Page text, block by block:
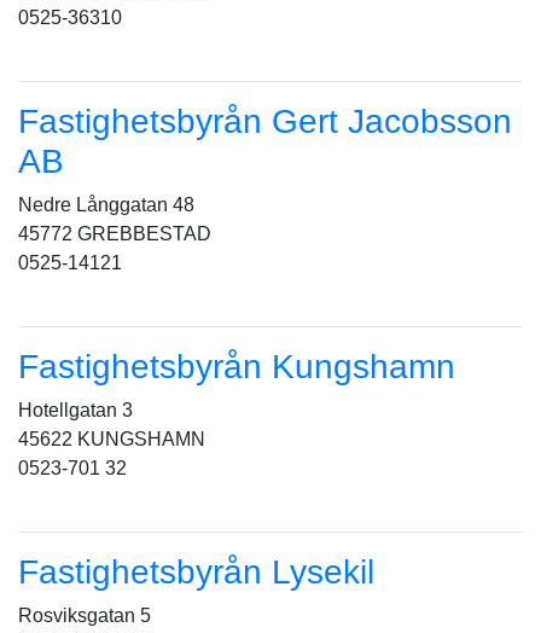
0525-36310
Fastighetsbyrån Gert Jacobsson
AB
Nedre Långgatan 48
45772 GREBBESTAD
0525-14121
Fastighetsbyrån Kungshamn
Hotellgatan 3
45622 KUNGSHAMN
0523-701 32
Fastighetsbyrån Lysekil
Rosviksgatan 5